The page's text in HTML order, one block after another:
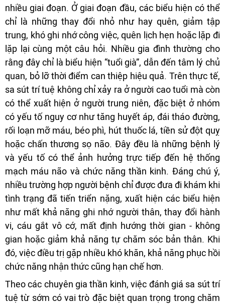
nhiều giai đoạn. Ở giai đoạn đầu, các biểu hiện có thể
chỉ là những thay đổi nhỏ như hay quên, giảm tập
trung, khó ghi nhớ công việc, quên lịch hẹn hoặc lặp đi
lặp lại cùng một câu hỏi. Nhiều gia đình thường cho
rằng đây chỉ là biểu hiện “tuổi già”, dẫn đến tâm lý chủ
quan, bỏ lỡ thời điểm can thiệp hiệu quả. Trên thực tế,
sa sút trí tuệ không chỉ xảy ra ở người cao tuổi mà còn
có thể xuất hiện ở người trung niên, đặc biệt ở nhóm
có yếu tố nguy cơ như tăng huyết áp, đái tháo đường,
rối loạn mỡ máu, béo phì, hút thuốc lá, tiền sử đột quỵ
hoặc chấn thương sọ não. Đây đều là những bệnh lý
và yếu tố có thể ảnh hưởng trực tiếp đến hệ thống
mạch máu não và chức năng thần kinh. Đáng chú ý,
nhiều trường hợp người bệnh chỉ được đưa đi khám khi
tình trạng đã tiến triển nặng, xuất hiện các biểu hiện
như mất khả năng ghi nhớ người thân, thay đổi hành
vi, cáu gắt vô cớ, mất định hướng thời gian - không
gian hoặc giảm khả năng tự chăm sóc bản thân. Khi
đó, việc điều trị gặp nhiều khó khăn, khả năng phục hồi
chức năng nhận thức cũng hạn chế hơn.
Theo các chuyên gia thần kinh, việc đánh giá sa sút trí
tuệ từ sớm có vai trò đặc biệt quan trọng trong chăm